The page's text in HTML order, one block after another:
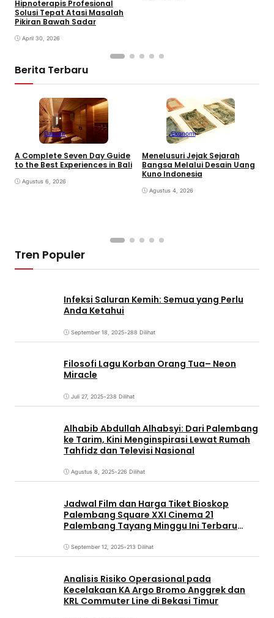
Hipnoterapis Profesional
Solusi Tepat Atasi Masalah
Pikiran Bawah Sadar
April 30, 2026
Berita Terbaru
Daerah
A Complete Seven Day Guide
to the Best Experiences in Bali
Agustus 6, 2026
Ekonomi
Menelusuri Jejak Sejarah
Bangsa Melalui Desain Uang
Kuno Indonesia
Agustus 4, 2026
Tren Populer
Infeksi Saluran Kemih: Semua yang Perlu
Anda Ketahui
September 18, 2025•288 Dilihat
Filosofi Lagu Korban Orang Tua– Neon
Miracle
Juli 27, 2025•238 Dilihat
Alhabib Abdullah Alhabsyi: Dari Palembang
ke Tarim, Kini Menginspirasi Lewat Rumah
Tahfidz dan Televisi Nasional
Agustus 8, 2025•226 Dilihat
Jadwal Film dan Harga Tiket Bioskop
Palembang Square XXI Cinema 21
Palembang Tayang Minggu Ini Terbaru
September 12, 2025•213 Dilihat
Analisis Risiko Operasional pada
Kecelakaan KA Argo Bromo Anggrek dan
KRL Commuter Line di Bekasi Timur